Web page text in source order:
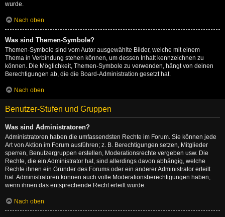
wurde.
Nach oben
Was sind Themen-Symbole?
Themen-Symbole sind vom Autor ausgewählte Bilder, welche mit einem
Thema in Verbindung stehen können, um dessen Inhalt kennzeichnen zu
können. Die Möglichkeit, Themen-Symbole zu verwenden, hängt von deinen
Berechtigungen ab, die die Board-Administration gesetzt hat.
Nach oben
Benutzer-Stufen und Gruppen
Was sind Administratoren?
Administratoren haben die umfassendsten Rechte im Forum. Sie können jede
Art von Aktion im Forum ausführen; z. B. Berechtigungen setzen, Mitglieder
sperren, Benutzergruppen erstellen, Moderationsrechte vergeben usw. Die
Rechte, die ein Administrator hat, sind allerdings davon abhängig, welche
Rechte ihnen ein Gründer des Forums oder ein anderer Administrator erteilt
hat. Administratoren können auch volle Moderationsberechtigungen haben,
wenn ihnen das entsprechende Recht erteilt wurde.
Nach oben